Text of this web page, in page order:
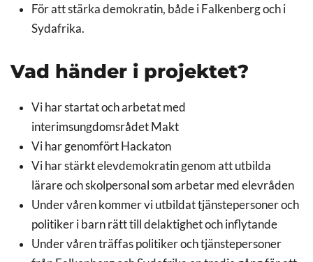
För att stärka demokratin, både i Falkenberg och i
Sydafrika.
Vad händer i projektet?
Vi har startat och arbetat med
interimsungdomsrådet Makt
Vi har genomfört Hackaton
Vi har stärkt elevdemokratin genom att utbilda
lärare och skolpersonal som arbetar med elevråden
Under våren kommer vi utbildat tjänstepersoner och
politiker i barn rätt till delaktighet och inflytande
Under våren träffas politiker och tjänstepersoner